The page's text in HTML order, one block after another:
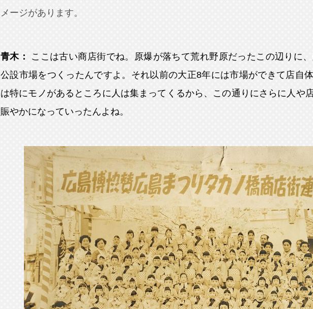
メージがあります。
青木：
ここは古い商店街でね。原爆が落ちて荒れ野原だったこの辺りに
公設市場をつくったんですよ。それ以前の大正8年には市場ができて店自
は特にモノがあるところに人は集まってくるから、この通りにさらに人や
賑やかになっていったんよね。